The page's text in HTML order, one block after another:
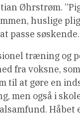
Øhrstrøm.
huslige
passe søskende.
træning og
fra voksne,
til at gøre en
men også i
Håbet